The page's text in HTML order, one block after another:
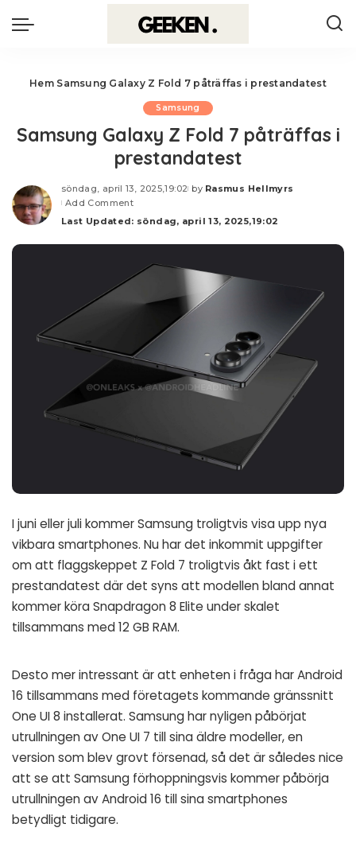
Hem Samsung Galaxy Z Fold 7 påträffas i prestandatest
Samsung
Samsung Galaxy Z Fold 7 påträffas i
prestandatest
söndag, april 13, 2025,19:02
Posted
by Rasmus Hellmyrs
Add Comment
Last Updated: söndag, april 13, 2025,19:02
I juni eller juli kommer Samsung troligtvis visa upp nya
vikbara smartphones. Nu har det inkommit uppgifter
om att flaggskeppet Z Fold 7 troligtvis åkt fast i ett
prestandatest där det syns att modellen bland annat
kommer köra Snapdragon 8 Elite under skalet
tillsammans med 12 GB RAM.
Desto mer intressant är att enheten i fråga har Android
16 tillsammans med företagets kommande gränssnitt
One UI 8 installerat. Samsung har nyligen påbörjat
utrullningen av One UI 7 till sina äldre modeller, en
version som blev grovt försenad, så det är således nice
att se att Samsung förhoppningsvis kommer påbörja
utrullningen av Android 16 till sina smartphones
betydligt tidigare.